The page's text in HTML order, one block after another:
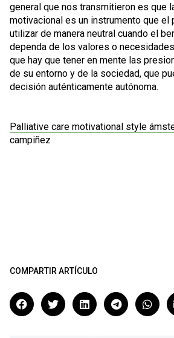
general que nos transmitieron es que
motivacional es un instrumento que
utilizar de manera neutral cuando el
dependa de los valores o
que hay que tener en mente las
de su entorno y de la sociedad, que
decisión auténticamente autónoma.
Palliative care motivational style
campiñez
COMPARTIR ARTÍCULO